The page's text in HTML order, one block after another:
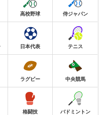
高校野球 侍ジャパン
日本代表 テニス
ラグビー 中央競馬
格闘技 バドミントン